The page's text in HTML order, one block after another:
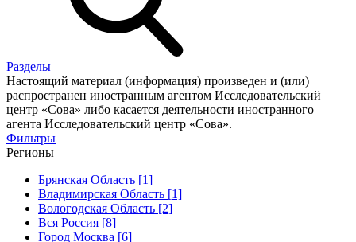
Разделы
Настоящий материал (информация) произведен и (или)
распространен иностранным агентом Исследовательский
центр «Сова» либо касается деятельности иностранного
агента Исследовательский центр «Сова».
Фильтры
Регионы
Брянская Область [1]
Владимирская Область [1]
Вологодская Область [2]
Вся Россия [8]
Город Москва [6]